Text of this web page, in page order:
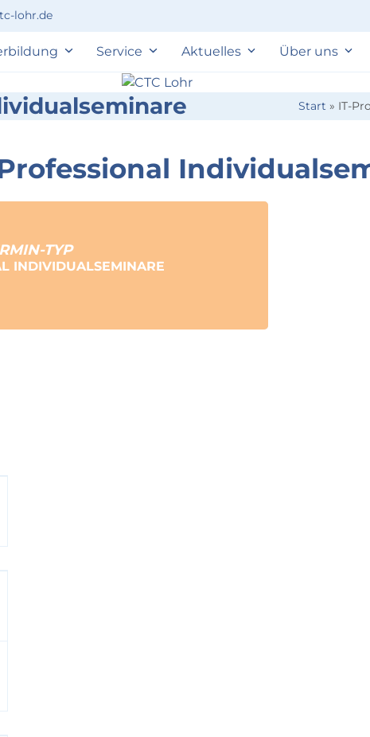
lohr.de
Service Aktuelles Über uns
Start » IT-
TYP
INDIVIDUALSEMINARE